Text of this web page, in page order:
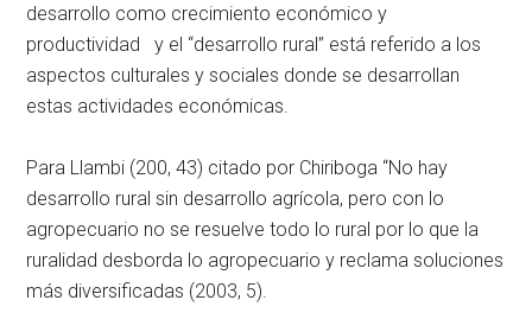
desarrollo como crecimiento económico y
productividad y el “desarrollo rural” está referido a los
aspectos culturales y sociales donde se desarrollan
estas actividades económicas.
Para Llambi (200, 43) citado por Chiriboga “No hay
desarrollo rural sin desarrollo agrícola, pero con lo
agropecuario no se resuelve todo lo rural por lo que la
ruralidad desborda lo agropecuario y reclama soluciones
más diversificadas (2003, 5).